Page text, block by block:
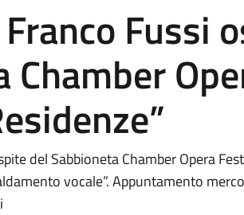
Fussi
Chamber
del Sabbioneta Chamber Opera
vocale”. Appuntamento